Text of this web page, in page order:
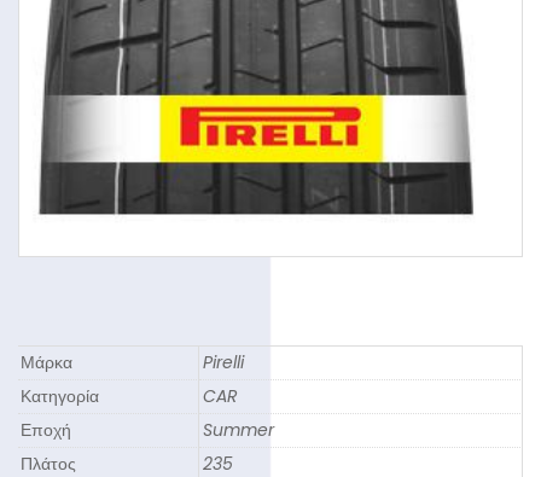
Μάρκα
Pirelli
Κατηγορία
CAR
Εποχή
Summer
Πλάτος
235